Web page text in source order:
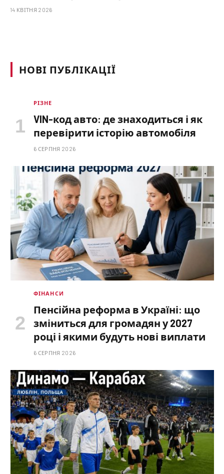
14 КВІТНЯ 2026
НОВІ ПУБЛІКАЦІЇ
РІЗНЕ
VIN-код авто: де знаходиться і як
перевірити історію автомобіля
6 СЕРПНЯ 2026
ФІНАНСИ
Пенсійна реформа в Україні: що
зміниться для громадян у 2027
році і якими будуть нові виплати
6 СЕРПНЯ 2026